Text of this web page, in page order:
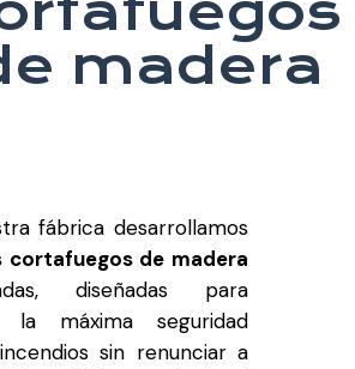
madera
fábrica desarrollamos
cortafuegos de madera
diseñadas para
la máxima seguridad
sin renunciar a